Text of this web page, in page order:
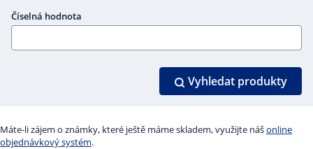
Číselná hodnota
Vyhledat produkty
Máte-li zájem o známky, které ještě máme skladem, využijte nášonline
objednávkový systém.